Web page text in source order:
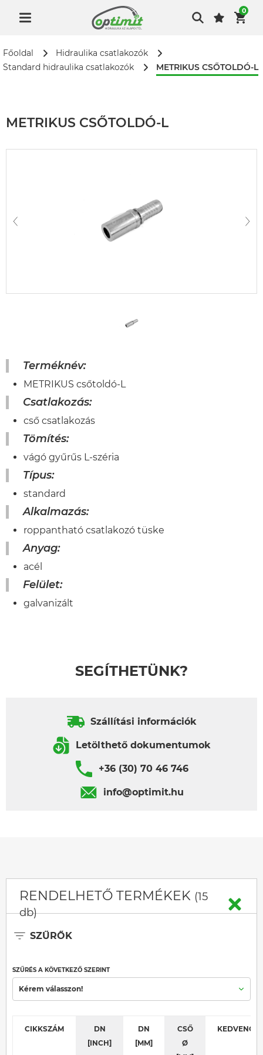
0
Főoldal
Hidraulika csatlakozók
Standard hidraulika csatlakozók
METRIKUS CSŐTOLDÓ-L
METRIKUS CSŐTOLDÓ-L
Terméknév:
METRIKUS csőtoldó-L
Csatlakozás:
cső csatlakozás
Tömítés:
vágó gyűrűs L-széria
Típus:
standard
Alkalmazás:
roppantható csatlakozó tüske
Anyag:
acél
Felület:
galvanizált
SEGÍTHETÜNK?
Szállítási információk
Letölthető dokumentumok
+36 (30) 70 46 746
info@optimit.hu
RENDELHETŐ TERMÉKEK (15
db)
SZŰRŐK
SZŰRÉS A KÖVETKEZŐ SZERINT
Kérem válasszon!
CIKKSZÁM
DN
[INCH]
DN
[MM]
CSŐ
Ø
KEDVENC